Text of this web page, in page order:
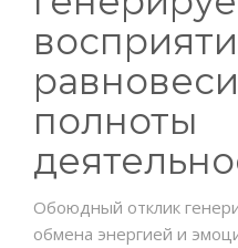
полноты
Обоюдный отклик
обмена энергией и